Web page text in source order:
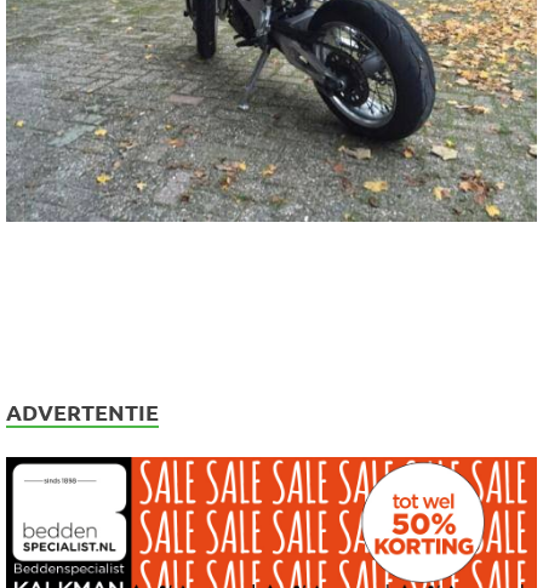
ADVERTENTIE